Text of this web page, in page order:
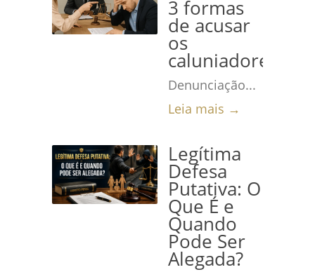
3 formas
de acusar
os
caluniadores
Denunciação...
Leia mais →
Legítima
Defesa
Putativa: O
Que É e
Quando
Pode Ser
Alegada?